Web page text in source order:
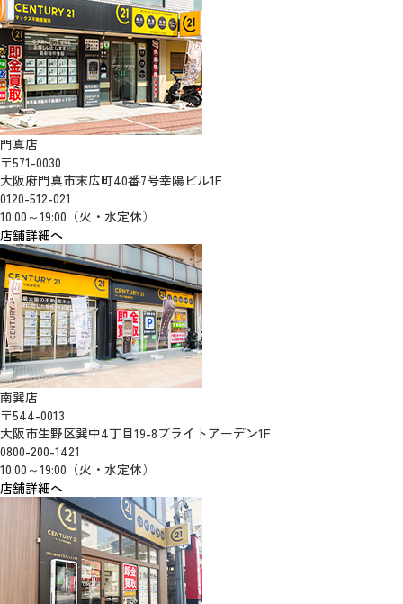
門真店
〒571-0030
大阪府門真市末広町40番7号幸陽ビル1F
0120-512-021
10:00～19:00（火・水定休）
店舗詳細へ
南巽店
〒544-0013
大阪市生野区巽中4丁目19-8ブライトアーデン1F
0800-200-1421
10:00～19:00（火・水定休）
店舗詳細へ